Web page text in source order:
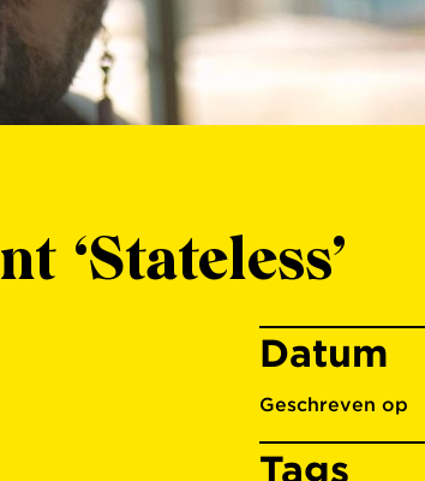
‘Stateless’
Datum
Geschreven op
Tags